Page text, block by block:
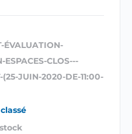
ÉVALUATION-
ESPACES-CLOS---
(25-JUIN-2020-DE-11:00-